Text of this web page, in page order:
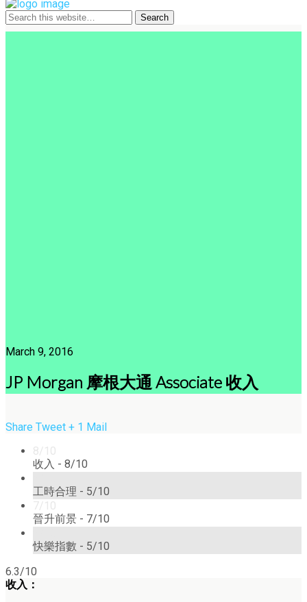
March 9, 2016
JP Morgan 摩根大通 Associate 收入
Share Tweet + 1 Mail
8/10
收入 - 8/10
工時合理 - 5/10
7/10
晉升前景 - 7/10
快樂指數 - 5/10
6.3/10
收入：